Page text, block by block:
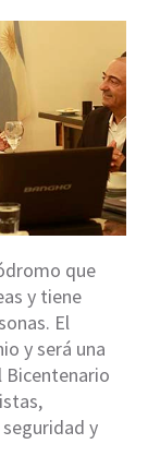
que
y tiene
El
y será una
y